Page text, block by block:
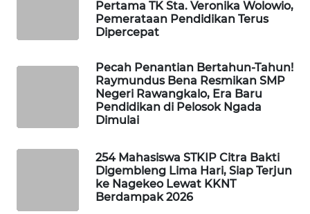
Pertama TK Sta. Veronika Wolowio,
Pemerataan Pendidikan Terus
Dipercepat
Pecah Penantian Bertahun-Tahun!
Raymundus Bena Resmikan SMP
Negeri Rawangkalo, Era Baru
Pendidikan di Pelosok Ngada
Dimulai
254 Mahasiswa STKIP Citra Bakti
Digembleng Lima Hari, Siap Terjun
ke Nagekeo Lewat KKNT
Berdampak 2026
METRO